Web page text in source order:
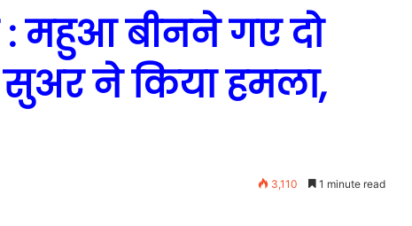
: महुआ बीनने गए दो
ने किया हमला,
3,110 1 minute read